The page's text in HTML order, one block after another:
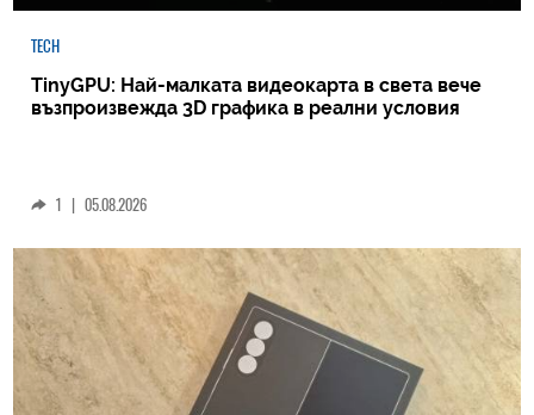
TECH
TinyGPU: Най-малката видеокарта в света вече
възпроизвежда 3D графика в реални условия
1 | 05.08.2026